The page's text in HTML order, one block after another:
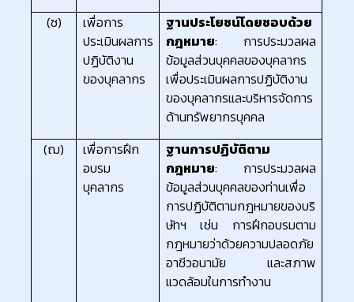
(ซ)
เพื่อการ
ประเมินผลการ
ปฏิบัติงาน
ของบุคลากร
ฐานประโยชน์โดยชอบด้วย
กฎหมาย: การประมวลผล
ข้อมูลส่วนบุคคลของบุคลากร
เพื่อประเมินผลการปฏิบัติงาน
ของบุคลากรและบริหารจัดการ
ด้านทรัพยากรบุคคล
(ฌ)
เพื่อการฝึก
อบรม
บุคลากร
ฐานการปฏิบัติตาม
กฎหมาย: การประมวลผล
ข้อมูลส่วนบุคคลของท่านเพื่อ
การปฏิบัติตามกฎหมายของบริ
ษัทฯ เช่น การฝึกอบรมตาม
กฎหมายว่าด้วยความปลอดภัย
อาชีวอนามัย และสภาพ
แวดล้อมในการทำงาน